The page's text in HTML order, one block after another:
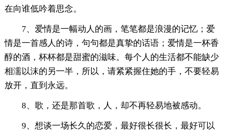
在向谁低吟着思念。
7、爱情是一幅动人的画，笔笔都是浪漫的记忆；爱
情是一首感人的诗，句句都是真挚的话语；爱情是一杯香
醇的酒，杯杯都是甜蜜的滋味。每个人的生活都不能缺少
相濡以沫的另一半，所以，请紧紧握住她的手，不要轻易
放开，直到永远。
8、歌，还是那首歌，人，却不再轻易地被感动。
9、想谈一场长久的恋爱，最好很长很长，最好可以